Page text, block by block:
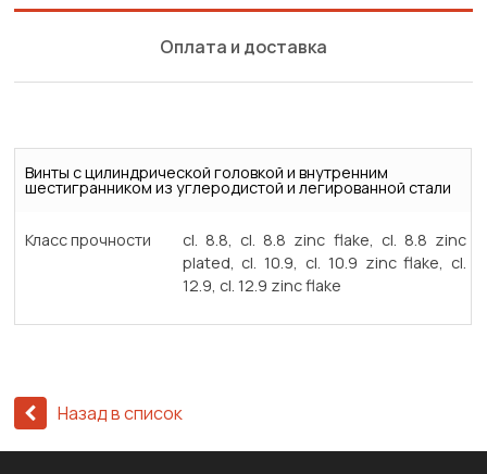
Оплата и доставка
Винты с цилиндрической головкой и внутренним
шестигранником из углеродистой и легированной стали
Класс прочности
cl. 8.8, cl. 8.8 zinc flake, cl. 8.8 zinc
plated, cl. 10.9, cl. 10.9 zinc flake, cl.
12.9, cl. 12.9 zinc flake
Назад в список